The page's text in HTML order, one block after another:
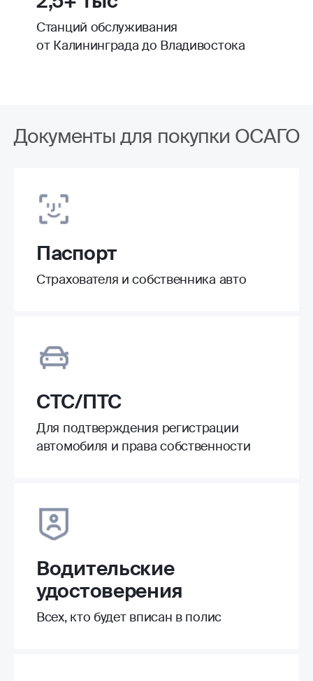
Станций обслуживания
от Калининграда до Владивостока
Документы для покупки ОСАГО
Паспорт
Страхователя и собственника авто
СТС/ПТС
Для подтверждения регистрации
автомобиля и права собственности
Водительские
удостоверения
Всех, кто будет вписан в полис